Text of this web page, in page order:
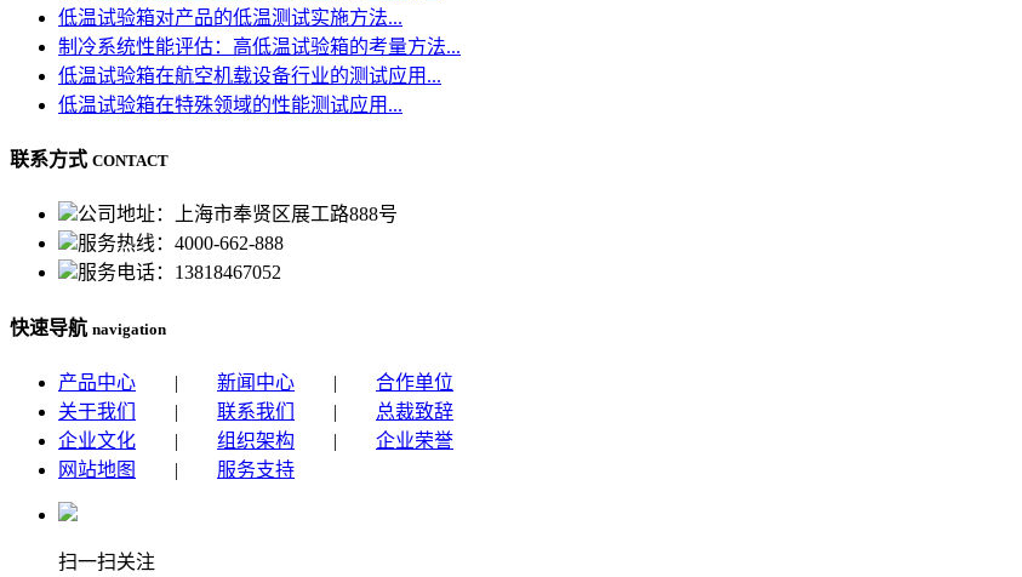
低温试验箱对产品的低温测试实施方法...
制冷系统性能评估：高低温试验箱的考量方法...
低温试验箱在航空机载设备行业的测试应用...
低温试验箱在特殊领域的性能测试应用...
联系方式 CONTACT
公司地址：上海市奉贤区展工路888号
服务热线：4000-662-888
服务电话：13818467052
快速导航 navigation
产品中心 | 新闻中心 | 合作单位
关于我们
| 联系我们 | 总裁致辞
企业文化 | 组织架构 | 企业荣誉
网站地图
| 服务支持
扫一扫关注